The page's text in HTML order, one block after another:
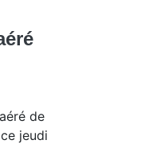
de
jeudi